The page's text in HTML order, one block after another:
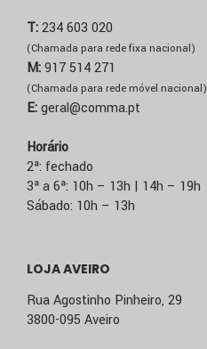
T:234 603 020
(Chamada para rede fixa nacional)
M:917 514 271
(Chamada para rede móvel nacional)
E:geral@comma.pt
Horário
2ª: fechado
3ª a 6ª: 10h – 13h | 14h – 19h
Sábado: 10h – 13h
LOJA AVEIRO
Rua Agostinho Pinheiro, 29
3800-095 Aveiro